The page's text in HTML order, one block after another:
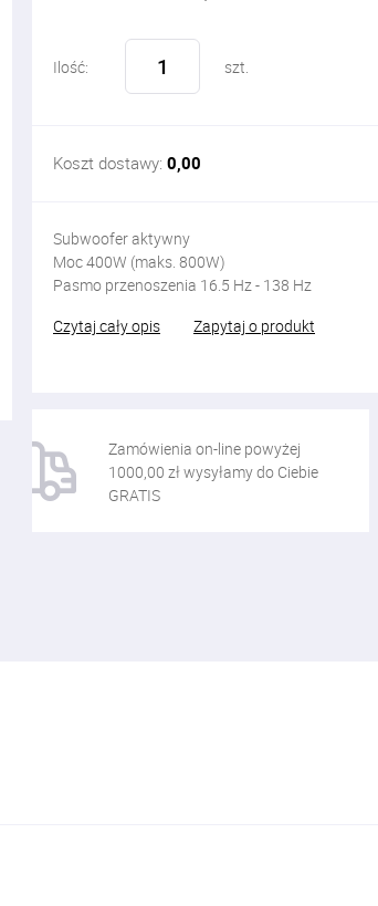
Ilość: szt.
Koszt dostawy: 0,00
Subwoofer aktywny
Moc 400W (maks. 800W)
Pasmo przenoszenia 16.5 Hz - 138 Hz
Czytaj cały opis
Zapytaj o produkt
Zamówienia on-line powyżej
1000,00 zł wysyłamy do Ciebie
GRATIS